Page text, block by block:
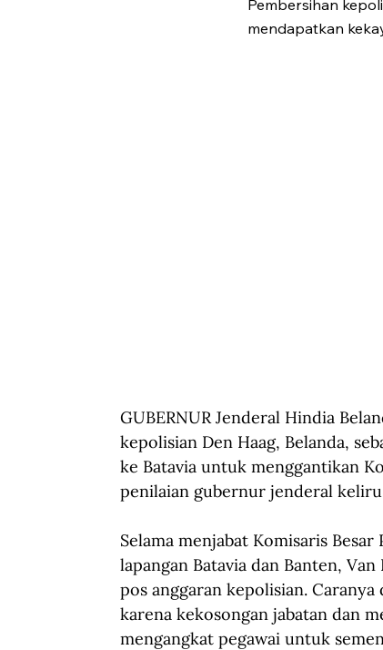
Pembersihan
mendapatkan
GUBERNUR Jenderal Hindia
kepolisian Den Haag, Belanda,
ke Batavia untuk menggantikan
penilaian gubernur jenderal
Selama menjabat Komisaris
lapangan Batavia dan Banten,
pos anggaran kepolisian.
karena kekosongan jabatan dan
mengangkat pegawai untuk